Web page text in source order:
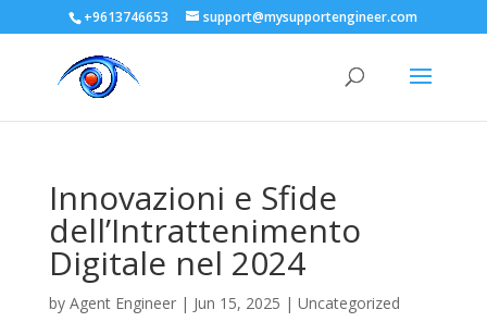
+9613746653 support@mysupportengineer.com
Innovazioni e Sfide
dell’Intrattenimento
Digitale nel 2024
by Agent Engineer| Jun 15, 2025 | Uncategorized